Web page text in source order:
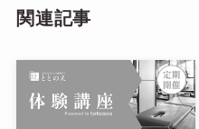
関連記事